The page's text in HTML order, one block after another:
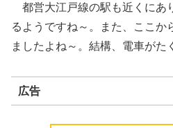
都営大江戸線の駅も近くにあ
るようですね～。また、ここか
ましたよね～。結構、電車がた
広告